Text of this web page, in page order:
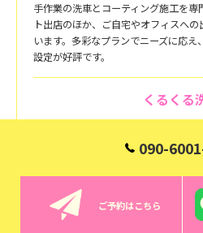
手作業の洗車とコーティング施工を
ト出店のほか、ご自宅やオフィスへ
います。多彩なプランでニーズに応
設定が好評です。
くるくる
群馬県佐波郡玉村町大
090-
お問い合わせは
090-
ご予約はこちら